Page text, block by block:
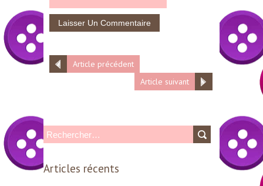
Article précédent
Article suivant
e
cArticles récents